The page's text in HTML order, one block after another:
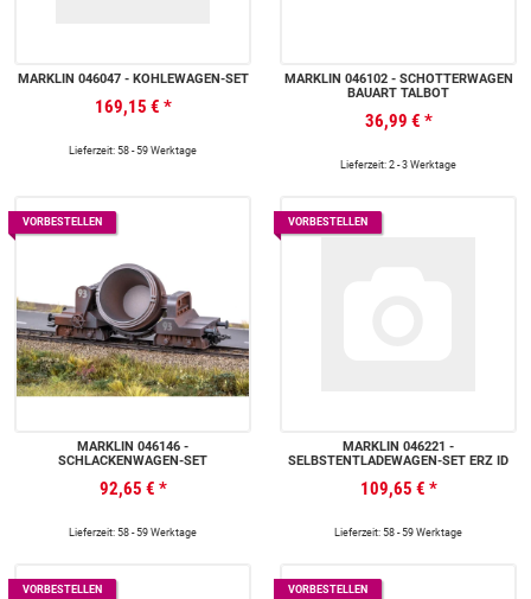
MÄRKLIN 046047 - KOHLEWAGEN-SET
169,15 € *
Lieferzeit: 58 - 59 Werktage
MÄRKLIN 046102 - SCHOTTERWAGEN
BAUART TALBOT
36,99 € *
Lieferzeit: 2 - 3 Werktage
VORBESTELLEN
MÄRKLIN 046146 -
SCHLACKENWAGEN-SET
92,65 € *
Lieferzeit: 58 - 59 Werktage
VORBESTELLEN
MÄRKLIN 046221 -
SELBSTENTLADEWAGEN-SET ERZ ID
109,65 € *
Lieferzeit: 58 - 59 Werktage
VORBESTELLEN VORBESTELLEN